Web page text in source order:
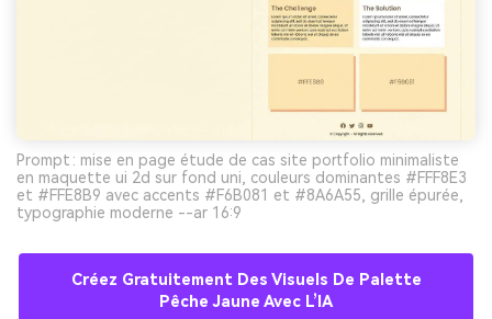
Prompt : mise en page étude de cas site portfolio minimaliste
en maquette ui 2d sur fond uni, couleurs dominantes #FFF8E3
et #FFE8B9 avec accents #F6B081 et #8A6A55, grille épurée,
typographie moderne --ar 16:9
Créez Gratuitement Des Visuels De Palette
Pêche Jaune Avec L’IA